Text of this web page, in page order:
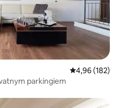
Średnia
4,96 (182)
parkingiem